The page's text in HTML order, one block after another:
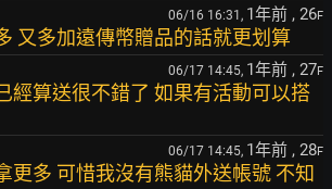
06/16 16:31, 1年前 , 26F
又多加遠傳幣贈品的話就更划算
06/17 14:45, 1年前 , 27F
經算送很不錯了 如果有活動可以搭
06/17 14:45, 1年前 , 28F
更多 可惜我沒有熊貓外送帳號 不知